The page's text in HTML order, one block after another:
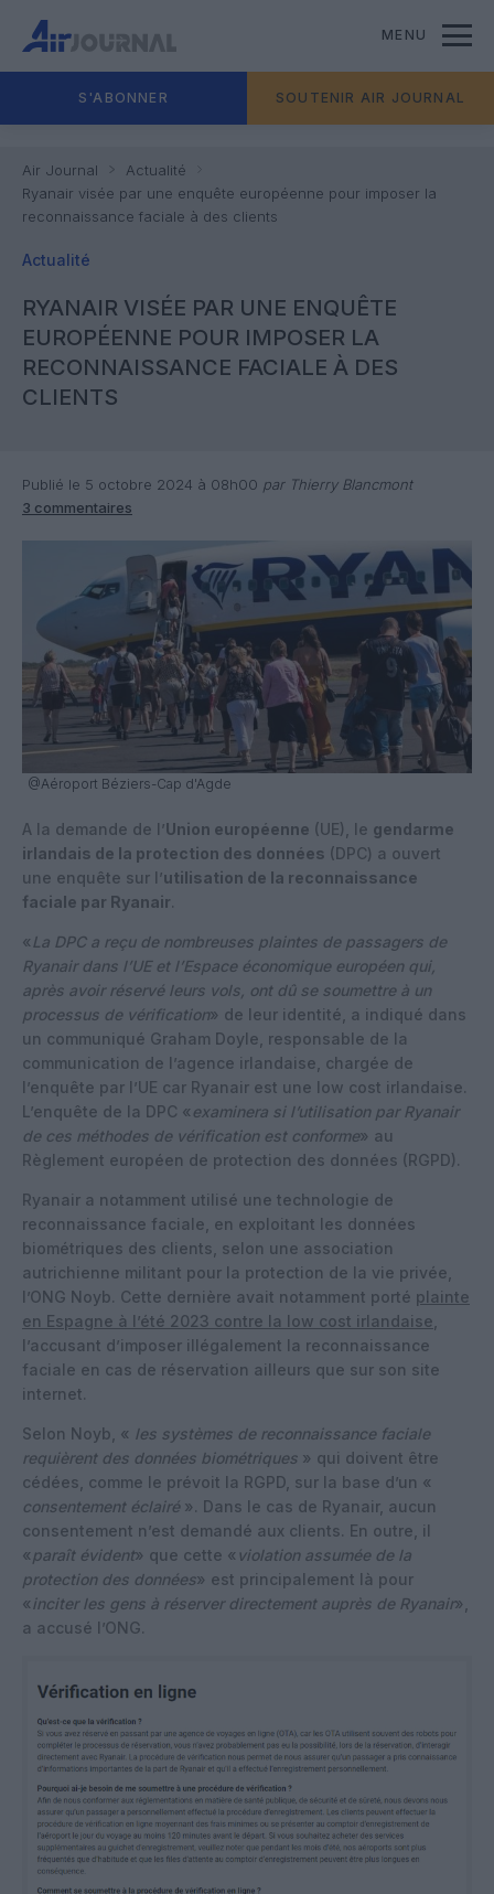
MENU
S'ABONNER SOUTENIR AIR JOURNAL
Air Journal
Actualité
Ryanair visée par une enquête européenne pour imposer la
reconnaissance faciale à des clients
Actualité
RYANAIR VISÉE PAR UNE ENQUÊTE
EUROPÉENNE POUR IMPOSER LA
RECONNAISSANCE FACIALE À DES
CLIENTS
Publié le 5 octobre 2024 à 08h00 par Thierry Blancmont
3 commentaires
@Aéroport Béziers-Cap d'Agde
A la demande de l’Union européenne (UE), le gendarme
irlandais de la protection des données (DPC) a ouvert
une enquête sur l’utilisation de la reconnaissance
faciale par Ryanair.
« La DPC a reçu de nombreuses plaintes de passagers de
Ryanair dans l’UE et l’Espace économique européen qui,
après avoir réservé leurs vols, ont dû se soumettre à un
processus de vérification» de leur identité, a indiqué dans
un communiqué Graham Doyle, responsable de la
communication de l’agence irlandaise, chargée de
l’enquête par l’UE car Ryanair est une low cost irlandaise.
L’enquête de la DPC « examinera si l’utilisation par Ryanair
de ces méthodes de vérification est conforme» au
Règlement européen de protection des données (RGPD).
Ryanair a notamment utilisé une technologie de
reconnaissance faciale, en exploitant les données
biométriques des clients, selon une association
autrichienne militant pour la protection de la vie privée,
l’ONG Noyb. Cette dernière avait notamment porté plainte
en Espagne à l’été 2023 contre la low cost irlandaise
l’accusant d’imposer illégalement la reconnaissance
faciale en cas de réservation ailleurs que sur son site
internet.
Selon Noyb, « les systèmes de reconnaissance faciale
requièrent des données biométriques » qui doivent être
cédées, comme le prévoit la RGPD, sur la base d’un «
consentement éclairé ». Dans le cas de Ryanair, aucun
consentement n’est demandé aux clients. En outre, il
« paraît évident» que cette « violation assumée de la
protection des données» est principalement là pour
« inciter les gens à réserver directement auprès de Ryanair»,
a accusé l’ONG.